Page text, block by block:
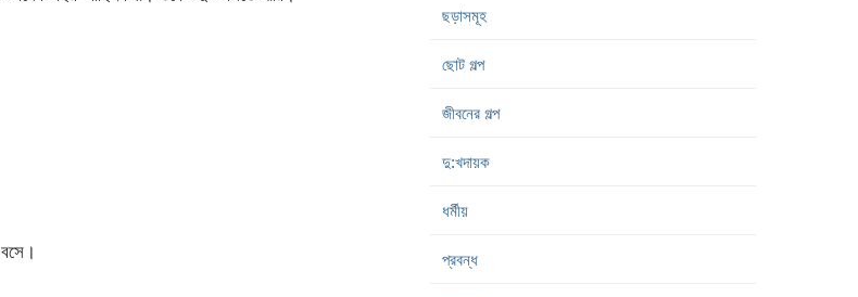
ছড়াসমূহ
ছোট গল্প
জীবনের গল্প
দু:খদায়ক
ধর্মীয়
প্রবন্ধ